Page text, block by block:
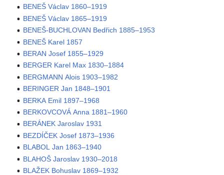
BENEŠ Václav 1860–1919
BENEŠ Václav 1865–1919
BENEŠ-BUCHLOVAN Bedřich 1885–1953
BENEŠ Karel 1857
BERAN Josef 1855–1929
BERGER Karel Max 1830–1884
BERGMANN Alois 1903–1982
BERINGER Jan 1848–1901
BERKA Emil 1897–1968
BERKOVCOVÁ Anna 1881–1960
BERÁNEK Jaroslav 1931
BEZDÍČEK Josef 1873–1936
BLABOL Jan 1863–1940
BLAHOŠ Jaroslav 1930–2018
BLAŽEK Bohuslav 1869–1932